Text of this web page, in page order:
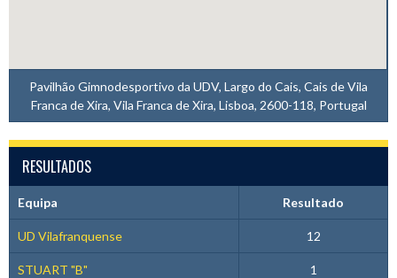
Pavilhão Gimnodesportivo da UDV, Largo do Cais, Cais de Vila
Franca de Xira, Vila Franca de Xira, Lisboa, 2600-118, Portugal
RESULTADOS
Equipa Resultado
UD Vilafranquense 12
STUART "B" 1